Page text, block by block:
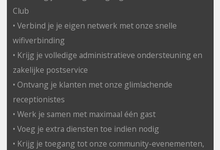
Club
• Verbind je je eigen netwerk met onze snelle
wifiverbinding
• Krijg je volledige administratieve ondersteuning en
zakelijke postservice
• Ontvang je klanten met onze glimlachende
receptionistes
• Werk je samen met maximaal één gast
• Voeg je extra diensten toe indien nodig
• Krijg je toegang tot onze community-evenementen,